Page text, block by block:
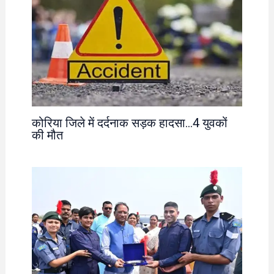
कोरिया जिले में दर्दनाक सड़क हादसा…4 युवकों
की मौत